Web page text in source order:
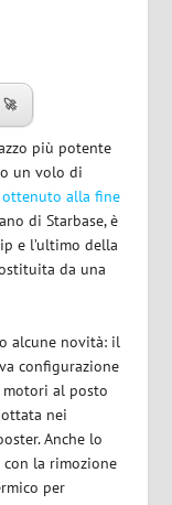
🚀
più potente
un volo di
alla fine
di Starbase, è
e l’ultimo della
da una
alcune novità: il
configurazione
motori al posto
nei
Anche lo
la rimozione
per